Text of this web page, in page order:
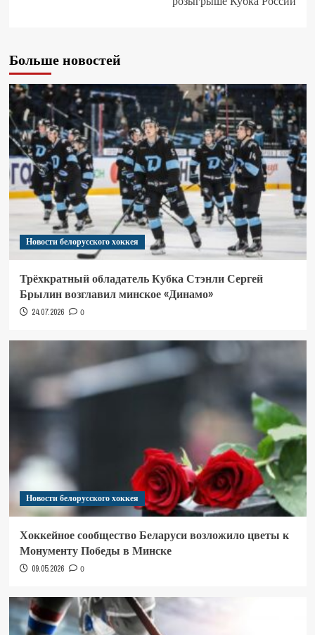
Больше новостей
Новости белорусского хоккея
Трёхкратный обладатель Кубка Стэнли Сергей
Брылин возглавил минское «Динамо»
24.07.2026 0
Новости белорусского хоккея
Хоккейное сообщество Беларуси возложило цветы к
Монументу Победы в Минске
09.05.2026 0